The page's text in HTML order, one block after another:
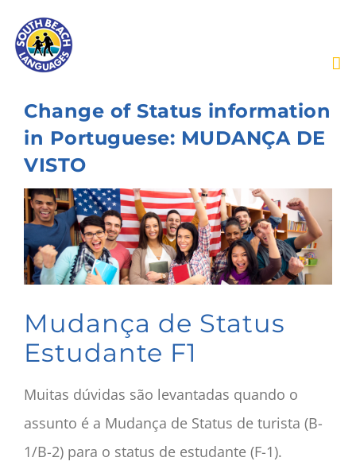
content
Change of Status information
in Portuguese: MUDANÇA DE
VISTO
View
Larger
Image
Mudança de Status
Estudante F1
Muitas dúvidas são levantadas quando o
assunto é a Mudança de Status de turista (B-
1/B-2) para o status de estudante (F-1).